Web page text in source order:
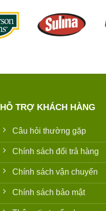
HỖ TRỢ KHÁCH HÀNG
Câu hỏi thường gặp
Chính sách đổi trả hàng
Chính sách vận chuyển
Chính sách bảo mật